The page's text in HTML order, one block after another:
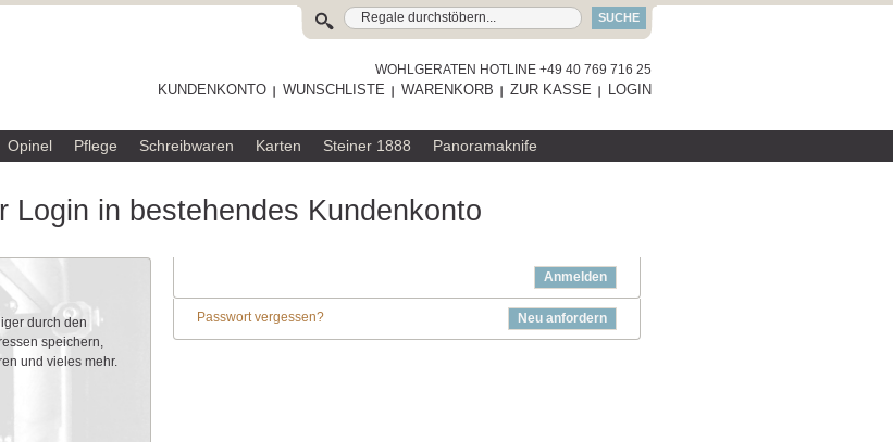
SUCHE
WOHLGERATEN HOTLINE +49 40 769 716 25
KUNDENKONTO WUNSCHLISTE WARENKORB ZUR KASSE LOGIN
Opinel Pflege Schreibwaren Karten Steiner 1888 Panoramaknife
Login in bestehendes Kundenkonto
durch den
speichern,
und vieles mehr.
Anmelden
Passwort vergessen? Neu anfordern